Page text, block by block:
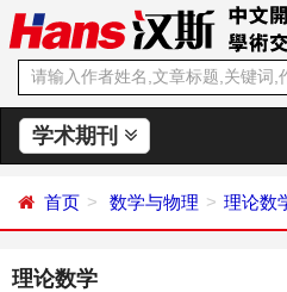
学术期刊
首页 数学与物理 理论数
理论数学